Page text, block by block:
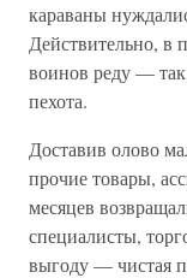
караваны
Действительно, в
воинов реду —
пехота.
Доставив олово
прочие товары,
месяцев
специалисты,
выгоду — чистая